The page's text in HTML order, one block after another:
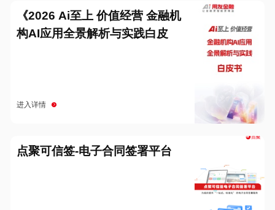
《2026 Ai至上 价值经营 金融机
构AI应用全景解析与实践白皮
进入详情
点聚可信签-电子合同签署平台